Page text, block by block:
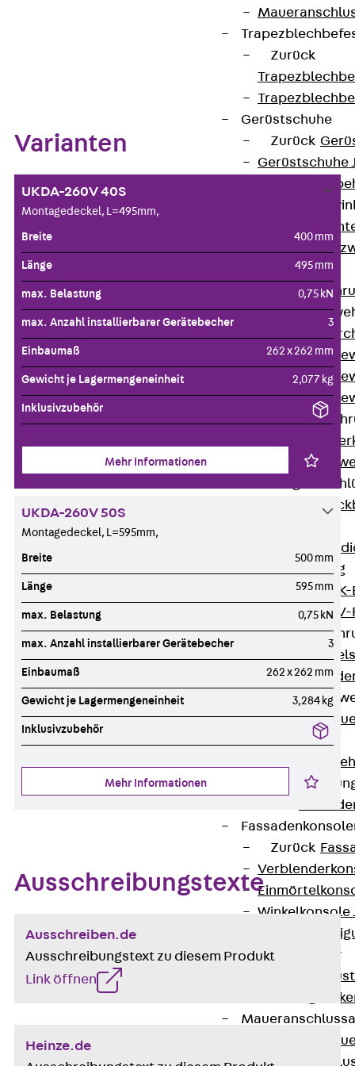
Zurück
Gerüstschuhe
Zurück
Gerüstschuhe
GFK-Bewehrung
Zurück
FIBERNOX®
Zurück
GRIPRIP®
Zurück
Winkelkonsole
Brüstungsanker
Varianten
UKDA-260V 40S
Montagedeckel, L=495mm,
Breite 400 mm
Länge 495 mm
max. Belastung 0,75 kN
max. Anzahl installierbarer Gerätebecher 3
Einbaumaß 262 x 262 mm
Gewicht je Lagermengeneinheit 2,077 kg
Inklusivzubehör
Mehr Informationen
UKDA-260V 50S
Montagedeckel, L=595mm,
Breite 500 mm
Länge 595 mm
max. Belastung 0,75 kN
max. Anzahl installierbarer Gerätebecher 3
Einbaumaß 262 x 262 mm
Gewicht je Lagermengeneinheit 3,284 kg
Inklusivzubehör
Mehr Informationen
Ausschreibungstexte
Ausschreiben.de
Ausschreibungstext zu diesem Produkt
Link öffnen
Heinze.de